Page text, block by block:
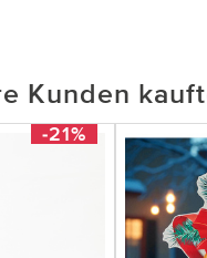
Kunden
-21%